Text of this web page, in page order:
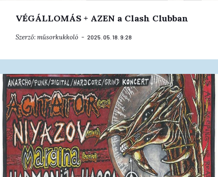
VÉGÁLLOMÁS + AZEN a Clash Clubban
Szerző:műsorkukkoló 2025. 05. 18. 9:28